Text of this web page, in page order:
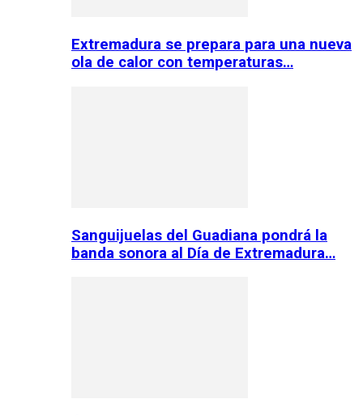
Extremadura se prepara para una nueva
ola de calor con temperaturas…
Sanguijuelas del Guadiana pondrá la
banda sonora al Día de Extremadura…